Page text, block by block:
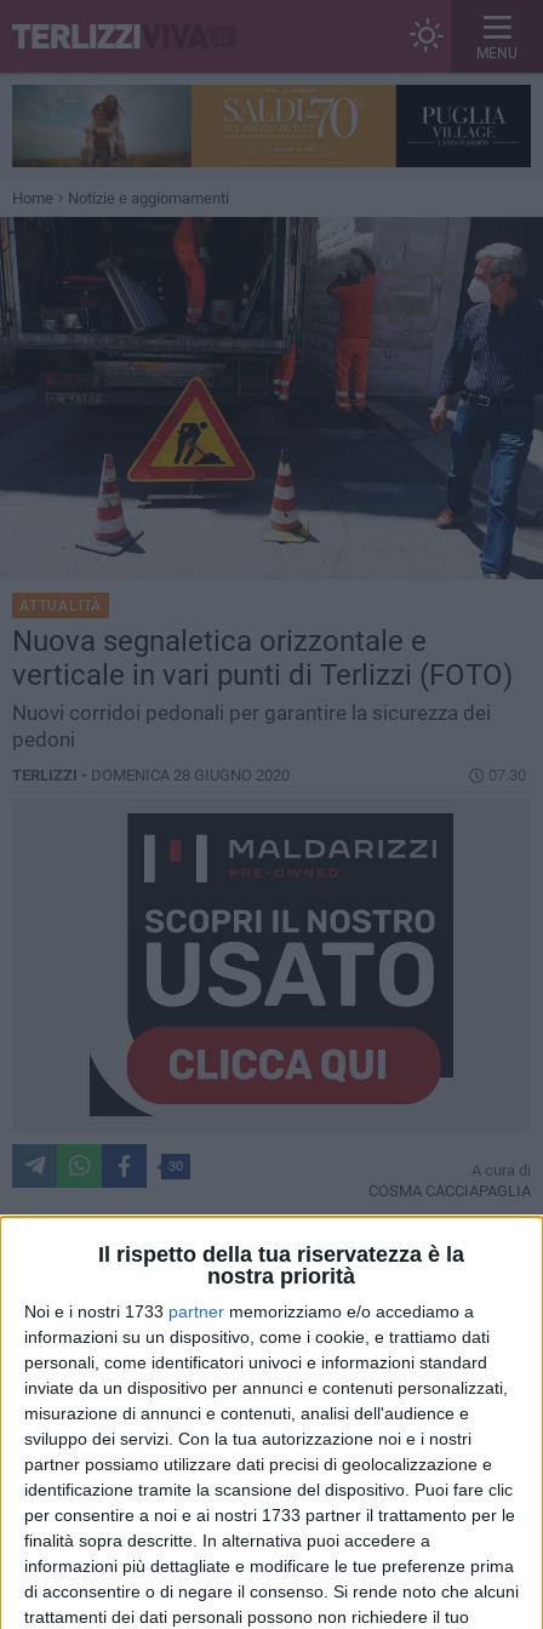
Il rispetto della tua riservatezza è la
nostra priorità
Noi e i nostri 1733 partner memorizziamo e/o accediamo a
informazioni su un dispositivo, come i cookie, e trattiamo dati
personali, come identificatori univoci e informazioni standard
inviate da un dispositivo per annunci e contenuti personalizzati,
misurazione di annunci e contenuti, analisi dell'audience e
sviluppo dei servizi. Con la tua autorizzazione noi e i nostri
partner possiamo utilizzare dati precisi di geolocalizzazione e
identificazione tramite la scansione del dispositivo. Puoi fare clic
per consentire a noi e ai nostri 1733 partner il trattamento per le
finalità sopra descritte. In alternativa puoi accedere a
informazioni più dettagliate e modificare le tue preferenze prima
di acconsentire o di negare il consenso. Si rende noto che alcuni
trattamenti dei dati personali possono non richiedere il tuo
MENU
Home Notizie e aggiornamenti
ATTUALITÀ
Nuova segnaletica orizzontale e
verticale in vari punti di Terlizzi (FOTO)
Nuovi corridoi pedonali per garantire la sicurezza dei
pedoni
TERLIZZI - DOMENICA 28 GIUGNO 2020 07.30
30
A cura di
COSMA CACCIAPAGLIA
Assessorato alla Polizia Localeha dato il via al piano di
sistemazione della segnaletica orizzontale e installato quella
verticale in molti punti della città.
I lavori hanno avuto inizio nei primi giorni della settimana
appena trascorsa e sono stati coordinati dal maresciallo
Nicola Gadaletacon un cronoprogramma predisposto
dall'Assessore Nino Allegrettiper rendere più funzionale e
sicura la circolazione dei pedoni e degli automobilisti,
tenendo conto anche dell'inizio della stagione estiva.
In via Marconi sono stati realizzati12 nuovi posti auto,